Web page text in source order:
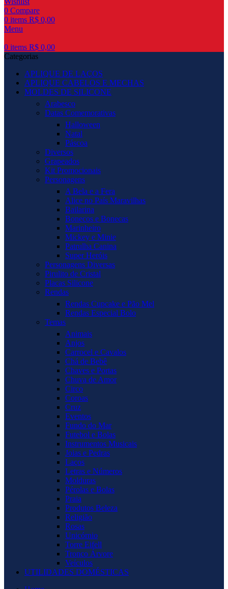
0 Compare
0 items R$ 0,00
Menu
0 items R$ 0,00
Categorias
APLIQUE DE LAÇOS
APLIQUE CABELOS E MECHAS
MOLDES DE SILICONE
Arabesco
Datas Comemorativas
Halloween
Natal
Páscoa
Diversos
Grapeados
Kit Promocionais
Personagens
A Bela e a Fera
Alice no País Maravilhas
Bailarina
Bonecos e Bonecas
Marinheiro
Mickey e Minie
Patrulha Canina
Super Heróis
Personagens Diversas
Pirulito de Cristal
Placas Silicone
Rendas
Rendas Cupcake e Pão Mel
Rendas Especial Bolo
Temas
Animais
Anjos
Carrocel e Cavalos
Chá de Bebê
Chaves e Portas
Chuva de Amor
Circo
Coroas
Cruz
Eventos
Fundo do Mar
Futebol e Bolas
Instrumentos Musicais
Joias e Pedras
Laços
Letras e Números
Molduras
Pérolas e Bolas
Praia
Produtos Beleza
Religião
Rosas
Unicórnio
Torre Eifell
Tronco Árvore
Veículos
UTILIDADES DOMÉSTICAS